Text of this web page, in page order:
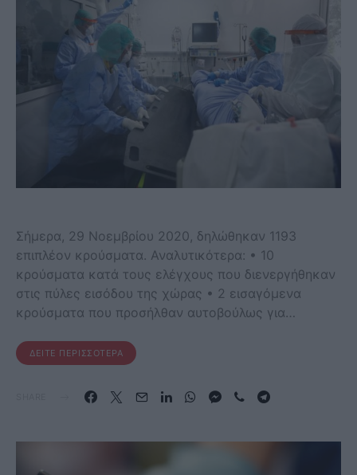
Σήμερα, 29 Νοεμβρίου 2020, δηλώθηκαν 1193
επιπλέον κρούσματα. Αναλυτικότερα: • 10
κρούσματα κατά τους ελέγχους που διενεργήθηκαν
στις πύλες εισόδου της χώρας • 2 εισαγόμενα
κρούσματα που προσήλθαν αυτοβούλως για…
ΔΕΊΤΕ ΠΕΡΙΣΣΌΤΕΡΑ